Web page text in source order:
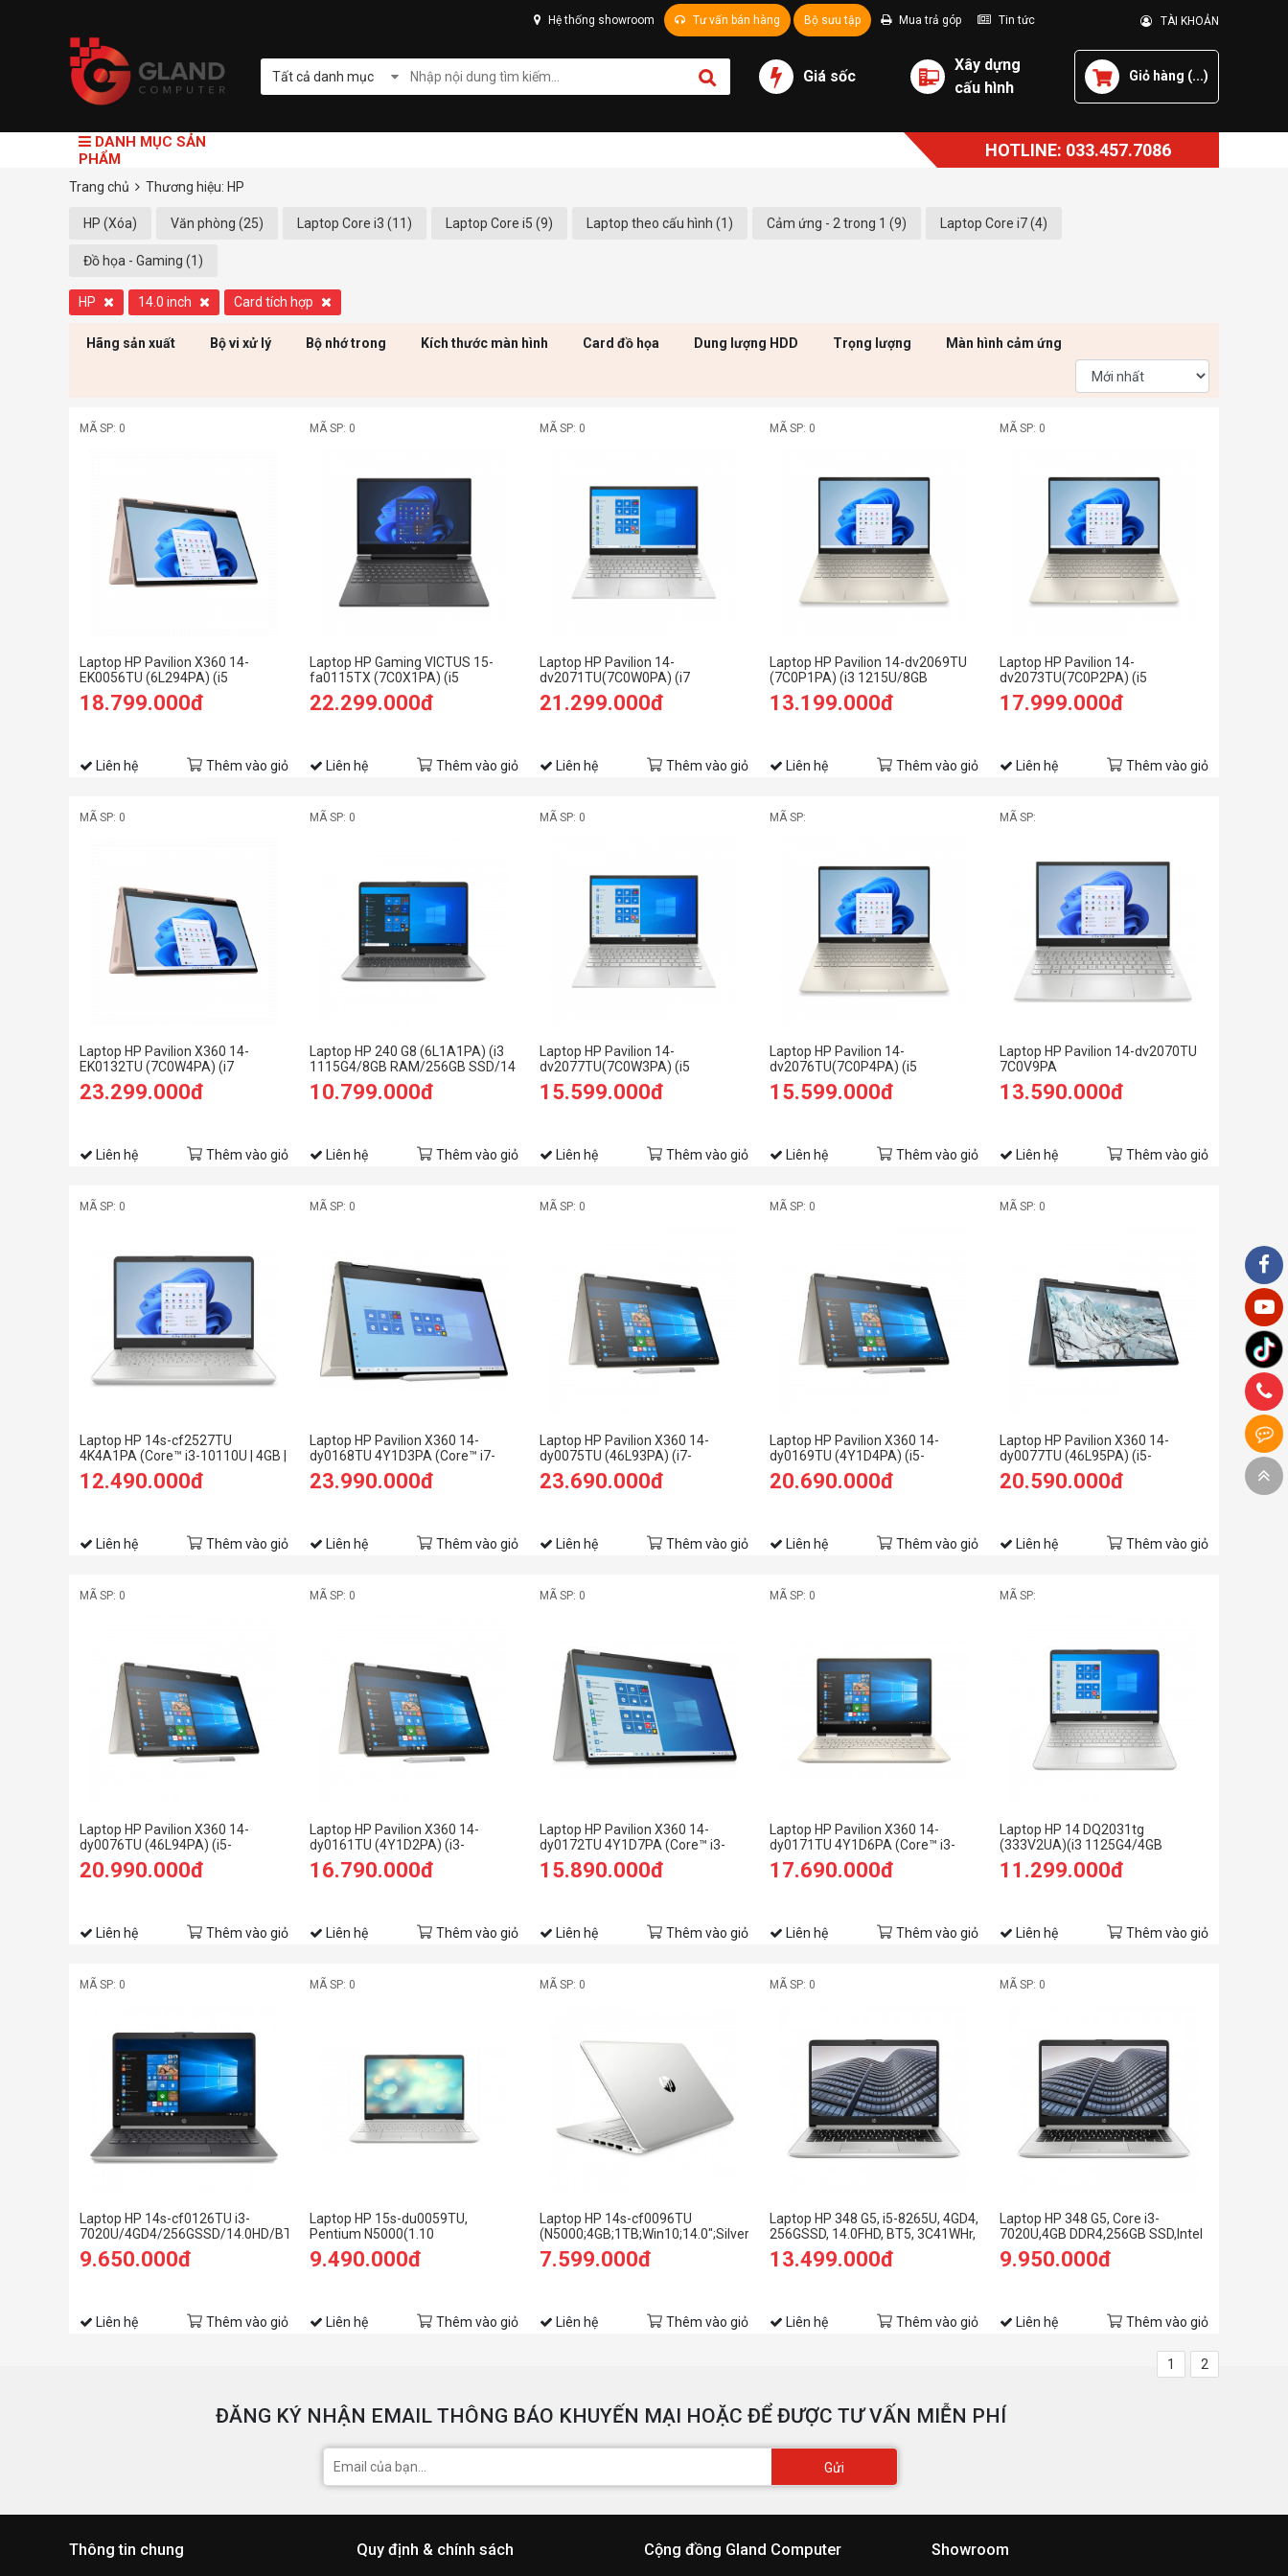
Hệ thống showroom Tư vấn bán hàng Bộ sưu tập Mua trả góp Tin tức TÀI KHOẢN
Tất cả danh mục Giá sốc
Xây dựng
cấu hình
Giỏ hàng (...)
DANH MỤC SẢN
PHẨM
HOTLINE: 033.457.7086
Trang chủ Thương hiệu: HP
HP (Xóa) Văn phòng (25) Laptop Core i3 (11) Laptop Core i5 (9) Laptop theo cấu hình (1) Cảm ứng - 2 trong 1 (9) Laptop Core i7 (4)
Đồ họa - Gaming (1)
HP 14.0 inch Card tích hợp
Hãng sản xuất Bộ vi xử lý Bộ nhớ trong Kích thước màn hình Card đồ họa Dung lượng HDD Trọng lượng Màn hình cảm ứng
MÃ SP: 0
Laptop HP Pavilion X360 14-
EK0056TU (6L294PA) (i5
1235U/8GB RAM/512GB SSD/14
FHD Cảm ứng/Bút/Win11/Vàng)
18.799.000đ
Liên hệ Thêm vào giỏ
MÃ SP: 0
Laptop HP Gaming VICTUS 15-
fa0115TX (7C0X1PA) (i5
12500H/8GB RAM/512GB
SSD/15.6 FHD 144Hz/GTX 3050
22.299.000đ
Liên hệ Thêm vào giỏ
MÃ SP: 0
Laptop HP Pavilion 14-
dv2071TU(7C0W0PA) (i7
1255U/16GB RAM/512GB SSD/14
FHD/Win11/Bạc)
21.299.000đ
Liên hệ Thêm vào giỏ
MÃ SP: 0
Laptop HP Pavilion 14-dv2069TU
(7C0P1PA) (i3 1215U/8GB
RAM/256GB SSD/14
FHD/Win11/Vàng)
13.199.000đ
Liên hệ Thêm vào giỏ
MÃ SP: 0
Laptop HP Pavilion 14-
dv2073TU(7C0P2PA) (i5
1235U/16GB RAM/512GB SSD/14
FHD/Win11/Vàng)
17.999.000đ
Liên hệ Thêm vào giỏ
MÃ SP: 0
Laptop HP Pavilion X360 14-
EK0132TU (7C0W4PA) (i7
1255U/16GB RAM/512GB SSD/14
FHD Cảm ứng/Bút/Win11/Vàng)
23.299.000đ
Liên hệ Thêm vào giỏ
MÃ SP: 0
Laptop HP 240 G8 (6L1A1PA) (i3
1115G4/8GB RAM/256GB SSD/14
FHD/Win11/Bạc)
10.799.000đ
Liên hệ Thêm vào giỏ
MÃ SP: 0
Laptop HP Pavilion 14-
dv2077TU(7C0W3PA) (i5
1235U/8GB RAM/256GB SSD/14
FHD/Win11/Bạc)
15.599.000đ
Liên hệ Thêm vào giỏ
MÃ SP:
Laptop HP Pavilion 14-
dv2076TU(7C0P4PA) (i5
1235U/8GB RAM/256GB SSD/14
FHD/Win11/Vàng)
15.599.000đ
Liên hệ Thêm vào giỏ
MÃ SP:
Laptop HP Pavilion 14-dv2070TU
7C0V9PA
13.590.000đ
Liên hệ Thêm vào giỏ
MÃ SP: 0
Laptop HP 14s-cf2527TU
4K4A1PA (Core™ i3-10110U | 4GB |
256GB | Intel UHD Graphics | 14inch
HD | Win 10 | Bạc)
12.490.000đ
Liên hệ Thêm vào giỏ
MÃ SP: 0
Laptop HP Pavilion X360 14-
dy0168TU 4Y1D3PA (Core™ i7-
1165G7 | 8GB | 512GB | Intel® Iris®
Xe | 14 inch FHD | Win 11 | Vàng)
23.990.000đ
Liên hệ Thêm vào giỏ
MÃ SP: 0
Laptop HP Pavilion X360 14-
dy0075TU (46L93PA) (i7-
1165G7/8GB RAM/512GB SSD/14
FHD Cảm ứng/Win11/Vàng)
23.690.000đ
Liên hệ Thêm vào giỏ
MÃ SP: 0
Laptop HP Pavilion X360 14-
dy0169TU (4Y1D4PA) (i5-
1135G7/8GB RAM/512GB SSD/14
FHD Cảm ứng/Win10/Vàng)
20.690.000đ
Liên hệ Thêm vào giỏ
MÃ SP: 0
Laptop HP Pavilion X360 14-
dy0077TU (46L95PA) (i5-
1135G7/8GB RAM/512GB SSD/14
FHD Cảm ứng/Bút/Win11/Xanh)
20.590.000đ
Liên hệ Thêm vào giỏ
MÃ SP: 0
Laptop HP Pavilion X360 14-
dy0076TU (46L94PA) (i5-
1135G7/8GB RAM/512GB SSD/14
FHD Cảm ứng/Bút/Win11/Vàng)
20.990.000đ
Liên hệ Thêm vào giỏ
MÃ SP: 0
Laptop HP Pavilion X360 14-
dy0161TU (4Y1D2PA) (i3-
1125G4/4GB RAM/512GB SSD/14
FHD Cảm ứng/Win11/Bạc)
16.790.000đ
Liên hệ Thêm vào giỏ
MÃ SP: 0
Laptop HP Pavilion X360 14-
dy0172TU 4Y1D7PA (Core™ i3-
1125G4 | 4GB | 256GB | Intel UHD
Graphics | 14inch FHD | Cảm ứng |
15.890.000đ
Liên hệ Thêm vào giỏ
MÃ SP: 0
Laptop HP Pavilion X360 14-
dy0171TU 4Y1D6PA (Core™ i3-
1125G4 | 4GB | 512GB | Intel UHD |
14 inch FHD | Win 10 | Vàng)
17.690.000đ
Liên hệ Thêm vào giỏ
MÃ SP:
Laptop HP 14 DQ2031tg
(333V2UA)(i3 1125G4/4GB
RAM/128GB SSD/14
FHD/Win/Bạc)
11.299.000đ
Liên hệ Thêm vào giỏ
MÃ SP: 0
Laptop HP 14s-cf0126TU i3-
7020U/4GD4/256GSSD/14.0HD/BT4.2/3C41WHr/BẠC/W10SL
(9JU05PA)
9.650.000đ
Liên hệ Thêm vào giỏ
MÃ SP: 0
Laptop HP 15s-du0059TU,
Pentium N5000(1.10
GHz,4MB),4GB RAM DDR4,1TB
HDD,DVDSM Ext,Intel UHD
64,Silver,1Y WTY_6ZF65PA
9.490.000đ
Liên hệ Thêm vào giỏ
MÃ SP: 0
Laptop HP 14s-cf0096TU
(N5000;4GB;1TB;Win10;14.0";Silver)
(6ZF41PA)
7.599.000đ
Liên hệ Thêm vào giỏ
MÃ SP: 0
Laptop HP 348 G5, i5-8265U, 4GD4,
256GSSD, 14.0FHD, BT5, 3C41WHr,
BẠC, WIN10SL
13.499.000đ
Liên hệ Thêm vào giỏ
MÃ SP: 0
Laptop HP 348 G5, Core i3-
7020U,4GB DDR4,256GB SSD,Intel
HD
Graphics,14"HD,WIN10SL_7XJ62PA
9.950.000đ
Liên hệ Thêm vào giỏ
1 2
ĐĂNG KÝ NHẬN EMAIL THÔNG BÁO KHUYẾN MẠI HOẶC ĐỂ ĐƯỢC TƯ VẤN MIỄN PHÍ
Gửi
Thông tin chung Quy định & chính sách Cộng đồng Gland Computer Showroom